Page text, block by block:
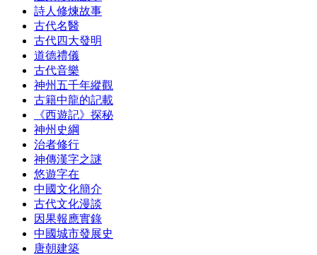
詩人修煉故事
古代名醫
古代四大發明
道德禮儀
古代音樂
神州五千年縱觀
古籍中龍的記載
《西遊記》探秘
神州史綱
治者修行
神傳漢字之謎
悠遊字在
中國文化簡介
古代文化漫談
因果報應實錄
中國城市發展史
唐朝建築